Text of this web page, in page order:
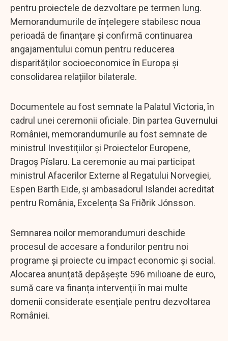
pentru proiectele de dezvoltare pe termen lung.
Memorandumurile de înțelegere stabilesc noua
perioadă de finanțare și confirmă continuarea
angajamentului comun pentru reducerea
disparităților socioeconomice în Europa și
consolidarea relațiilor bilaterale.
Documentele au fost semnate la Palatul Victoria, în
cadrul unei ceremonii oficiale. Din partea Guvernului
României, memorandumurile au fost semnate de
ministrul Investițiilor și Proiectelor Europene,
Dragoș Pîslaru. La ceremonie au mai participat
ministrul Afacerilor Externe al Regatului Norvegiei,
Espen Barth Eide, și ambasadorul Islandei acreditat
pentru România, Excelența Sa Friðrik Jónsson.
Semnarea noilor memorandumuri deschide
procesul de accesare a fondurilor pentru noi
programe și proiecte cu impact economic și social.
Alocarea anunțată depășește 596 milioane de euro,
sumă care va finanța intervenții în mai multe
domenii considerate esențiale pentru dezvoltarea
României.